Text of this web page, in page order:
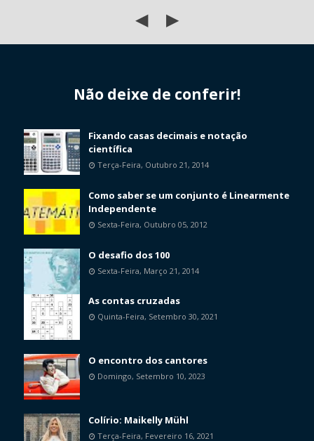
◀ ▶
Não deixe de conferir!
Fixando casas decimais e notação
científica
Terça-Feira, Outubro 21, 2014
Como saber se um conjunto é Linearmente
Independente
Sexta-Feira, Outubro 05, 2012
O desafio dos 100
Sexta-Feira, Março 21, 2014
As contas cruzadas
Quinta-Feira, Setembro 30, 2021
O encontro dos cantores
Domingo, Setembro 10, 2023
Colírio: Maikelly Mühl
Terça-Feira, Fevereiro 16, 2021